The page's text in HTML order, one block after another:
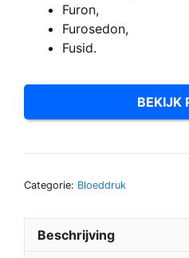
Furon,
Furosedon,
Fusid.
BEKIJK
Categorie: Bloeddruk
Beschrijving